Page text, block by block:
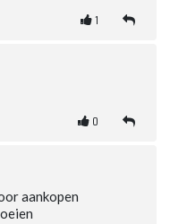
1
0
aankopen